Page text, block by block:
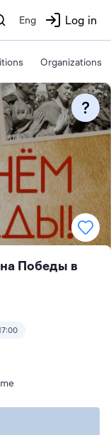
Eng Log in
Organizations
Победы в